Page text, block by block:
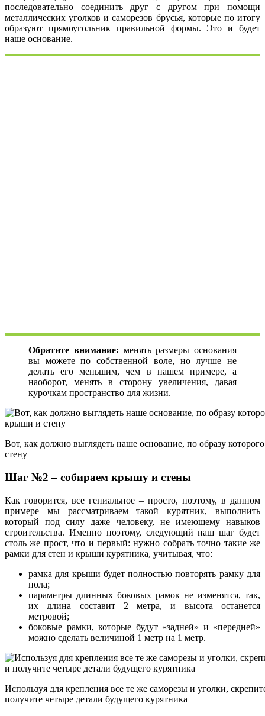
последовательно соединить друг с другом при помощи
металлических уголков и саморезов брусья, которые по итогу
образуют прямоугольник правильной формы. Это и будет
наше основание.
Обратите внимание: менять размеры основания
вы можете по собственной воле, но лучше не
делать его меньшим, чем в нашем примере, а
наоборот, менять в сторону увеличения, давая
курочкам пространство для жизни.
Вот, как должно выглядеть наше основание, по образу
стену
Шаг №2 – собираем крышу и стены
Как говорится, все гениальное – просто, поэтому, в данном
примере мы рассматриваем такой курятник, выполнить
который под силу даже человеку, не имеющему навыков
строительства. Именно поэтому, следующий наш шаг будет
столь же прост, что и первый: нужно собрать точно такие же
рамки для стен и крыши курятника, учитывая, что:
рамка для крыши будет полностью повторять рамку для
пола;
параметры длинных боковых рамок не изменятся, так,
их длина составит 2 метра, и высота останется
метровой;
боковые рамки, которые будут «задней» и «передней»
можно сделать величиной 1 метр на 1 метр.
Используя для крепления все те же саморезы и уголки,
получите четыре детали будущего курятника